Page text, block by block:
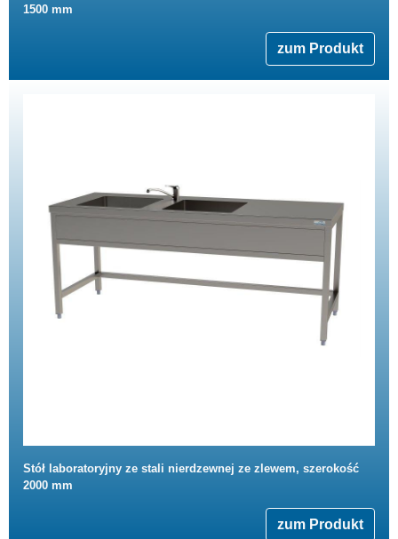
1500 mm
zum Produkt
Stół laboratoryjny ze stali nierdzewnej ze zlewem, szerokość
2000 mm
zum Produkt